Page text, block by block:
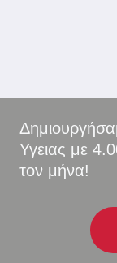
Υγειας με
τον μήνα!